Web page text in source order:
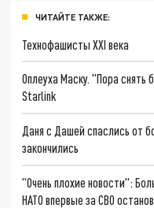
ЧИТАЙТЕ ТАКЖЕ:
Технофашисты XXI века
Оплеуха Маску. "Пора снять
Starlink
Даня с Дашей спаслись от
закончились
"Очень плохие новости":
НАТО впервые за СВО